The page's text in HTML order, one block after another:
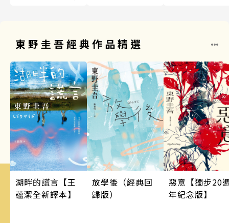
東野圭吾經典作品精選
湖畔的謊言【王
蘊潔全新譯本】
放學後（經典回
歸版）
惡意【獨步20
年紀念版】